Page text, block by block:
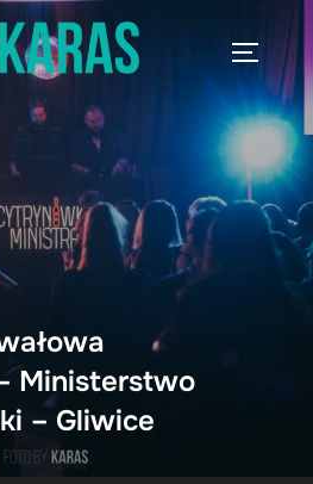
Ministerstwo
– Gliwice